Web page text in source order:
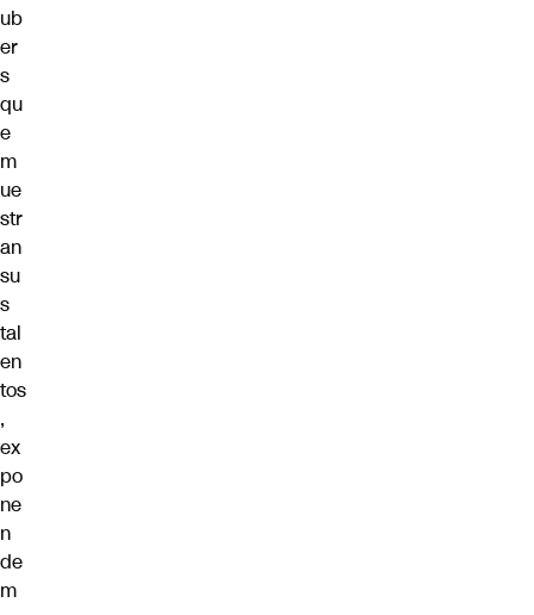
ub
er
s
qu
e
m
ue
str
an
su
s
tal
en
tos
,
ex
po
ne
n
de
m